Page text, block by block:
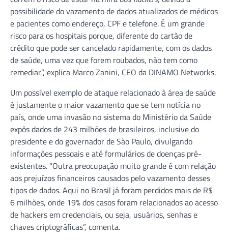
possibilidade do vazamento de dados atualizados de médicos
e pacientes como endereço, CPF e telefone. É um grande
risco para os hospitais porque, diferente do cartão de
crédito que pode ser cancelado rapidamente, com os dados
de saúde, uma vez que forem roubados, não tem como
remediar”, explica Marco Zanini, CEO da DINAMO Networks.
Um possível exemplo de ataque relacionado à área de saúde
é justamente o maior vazamento que se tem notícia no
país, onde uma invasão no sistema do Ministério da Saúde
expôs dados de 243 milhões de brasileiros, inclusive do
presidente e do governador de São Paulo, divulgando
informações pessoais e até formulários de doenças pré-
existentes. “Outra preocupação muito grande é com relação
aos prejuízos financeiros causados pelo vazamento desses
tipos de dados. Aqui no Brasil já foram perdidos mais de R$
6 milhões, onde 19% dos casos foram relacionados ao acesso
de hackers em credenciais, ou seja, usuários, senhas e
chaves criptográficas”, comenta.